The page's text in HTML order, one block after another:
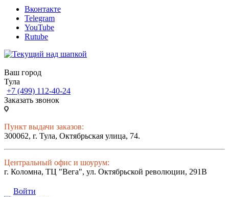
Вконтакте
Telegram
YouTube
Rutube
Ваш город
Тула
+7 (499) 112-40-24
Заказать звонок
Пункт выдачи заказов:
300062, г. Тула, Октябрьская улица, 74.
Центральный офис и шоурум:
г. Коломна, ТЦ "Вега", ул. Октябрьской революции, 291В
Войти